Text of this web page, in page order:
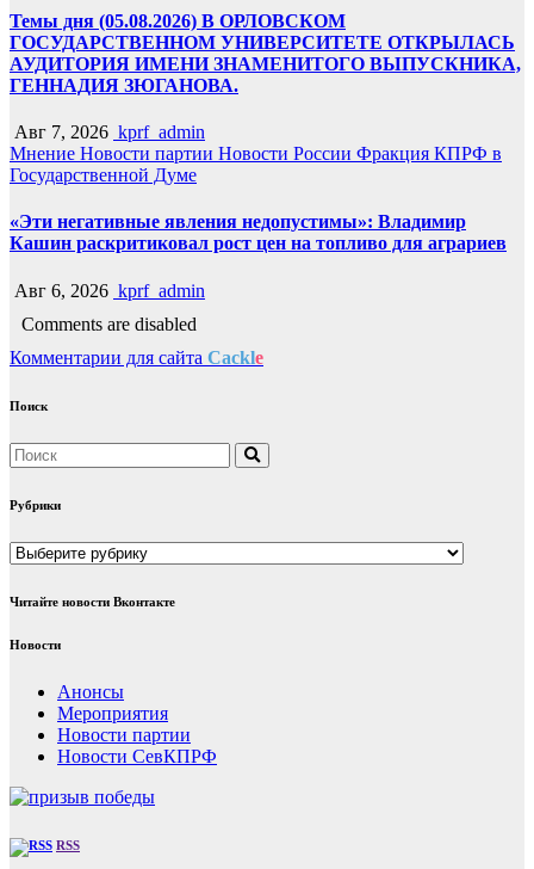
Темы дня (05.08.2026) В ОРЛОВСКОМ
ГОСУДАРСТВЕННОМ УНИВЕРСИТЕТЕ ОТКРЫЛАСЬ
АУДИТОРИЯ ИМЕНИ ЗНАМЕНИТОГО ВЫПУСКНИКА,
ГЕННАДИЯ ЗЮГАНОВА.
Авг 7, 2026 kprf_admin
Мнение Новости партии Новости России Фракция КПРФ в
Государственной Думе
«Эти негативные явления недопустимы»: Владимир
Кашин раскритиковал рост цен на топливо для аграриев
Авг 6, 2026 kprf_admin
Comments are disabled
Комментарии для сайта Cackle
Поиск
Рубрики
Рубрики
Читайте новости Вконтакте
Новости
Анонсы
Мероприятия
Новости партии
Новости СевКПРФ
RSS